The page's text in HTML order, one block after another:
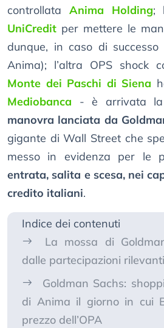
controllata Anima Holding;
UniCredit per mettere le
dunque, in caso di successo
Anima); l’altra OPS shock
Monte dei Paschi di Siena
Mediobanca - è arrivata la
manovra lanciata da
gigante di Wall Street che
messo in evidenza per le
entrata, salita e scesa, nei
credito italiani.
Indice dei contenuti
La mossa di
dalle partecipazioni
Goldman Sachs:
di Anima il giorno in cui
prezzo dell’OPA